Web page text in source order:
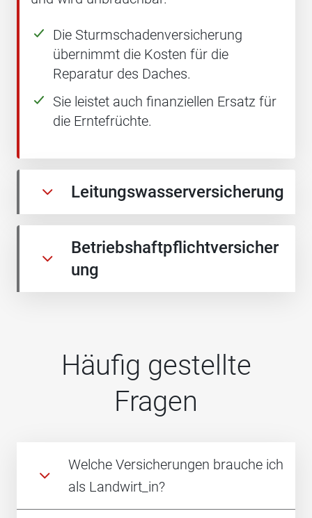
Die Sturmschadenversicherung
übernimmt die Kosten für die
Reparatur des Daches.
Sie leistet auch finanziellen Ersatz für
die Erntefrüchte.
Leitungswasserversicherung
Betriebshaftpflichtversicher
ung
Häufig gestellte
Fragen
Welche Versicherungen brauche ich
als Landwirt_in?